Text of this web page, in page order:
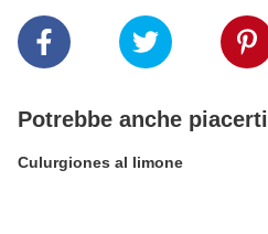
Potrebbe anche piacerti
Culurgiones al limone